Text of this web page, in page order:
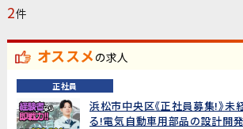
2件
オススメの求人
正社員
浜松市中央区《正社員募集!》未
る!電気自動車用部品の設計開